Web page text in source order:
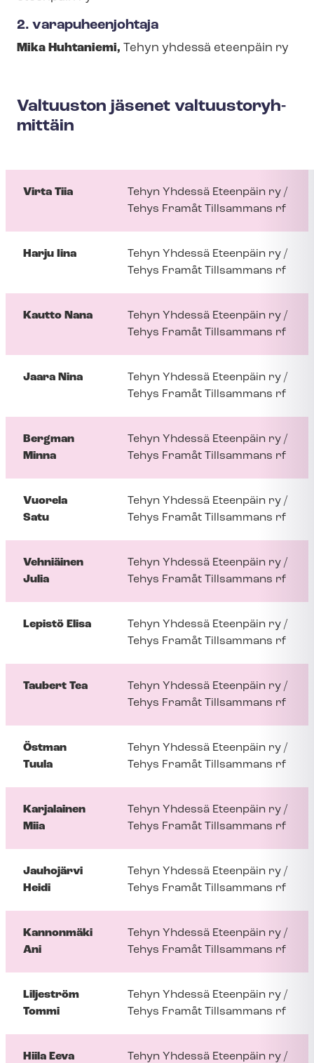
2. varapuheenjohtaja
Mika Huhtaniemi, Tehyn yhdessä eteenpäin ry
Valtuuston jäsenet val­tuus­to­ryh­
mit­täin
Virta Tiia
Tehyn Yhdessä Eteenpäin ry /
Tehys Framåt Tillsammans rf
Harju Iina
Tehyn Yhdessä Eteenpäin ry /
Tehys Framåt Tillsammans rf
Kautto Nana
Tehyn Yhdessä Eteenpäin ry /
Tehys Framåt Tillsammans rf
Jaara Nina
Tehyn Yhdessä Eteenpäin ry /
Tehys Framåt Tillsammans rf
Bergman
Minna
Tehyn Yhdessä Eteenpäin ry /
Tehys Framåt Tillsammans rf
Vuorela
Satu
Tehyn Yhdessä Eteenpäin ry /
Tehys Framåt Tillsammans rf
Vehniäinen
Julia
Tehyn Yhdessä Eteenpäin ry /
Tehys Framåt Tillsammans rf
Lepistö Elisa
Tehyn Yhdessä Eteenpäin ry /
Tehys Framåt Tillsammans rf
Taubert Tea
Tehyn Yhdessä Eteenpäin ry /
Tehys Framåt Tillsammans rf
Östman
Tuula
Tehyn Yhdessä Eteenpäin ry /
Tehys Framåt Tillsammans rf
Karjalainen
Miia
Tehyn Yhdessä Eteenpäin ry /
Tehys Framåt Tillsammans rf
Jauhojärvi
Heidi
Tehyn Yhdessä Eteenpäin ry /
Tehys Framåt Tillsammans rf
Kannonmäki
Ani
Tehyn Yhdessä Eteenpäin ry /
Tehys Framåt Tillsammans rf
Liljeström
Tommi
Tehyn Yhdessä Eteenpäin ry /
Tehys Framåt Tillsammans rf
Hiila Eeva
Tehyn Yhdessä Eteenpäin ry /